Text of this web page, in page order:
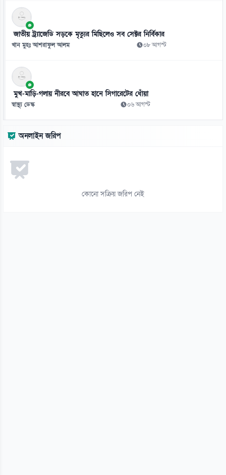
১১
শেখ হাসিনাসহ হাদি হত্যার আসামিদের ফেরত চায় বাংলাদেশ
১০ আগস্ট
১২
প্রধানমন্ত্রীর সঙ্গে বৈঠকের পর ভারতীয় হাইকমিশনারের বার্তা
১০ আগস্ট
১০ আগস্ট
১৪
যে কারণে আত্মহত্যা করতে চেয়েছিলেন গোবিন্দ
জাতীয় ট্র্যাজেডি সড়কে মৃত্যুর মিছিলেও সব সেক্টর নির্বিকার
খান মুহঃ আশরাফুল আলম ০৮ আগস্ট
মুখ-মাড়ি-গলায় নীরবে আঘাত হানে সিগারেটের ধোঁয়া
স্বাস্থ্য ডেস্ক ০৬ আগস্ট
অনলাইন জরিপ
কোনো সক্রিয় জরিপ নেই